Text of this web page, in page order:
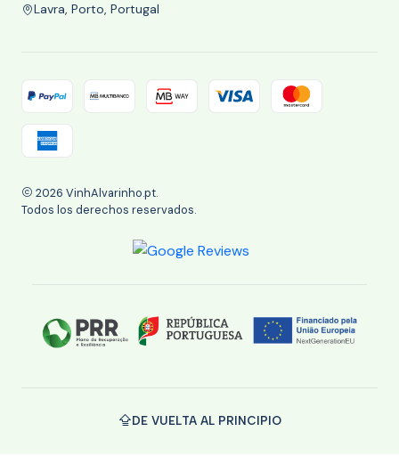
Lavra, Porto, Portugal
2026 VinhAlvarinho.pt.
Todos los derechos reservados.
DE VUELTA AL PRINCIPIO